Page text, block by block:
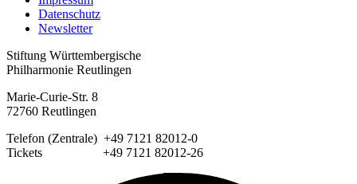
Datenschutz
Newsletter
Stiftung Württembergische
Philharmonie Reutlingen
Marie-Curie-Str. 8
72760 Reutlingen
Telefon (Zentrale) +49 7121 82012-0
Tickets +49 7121 82012-26